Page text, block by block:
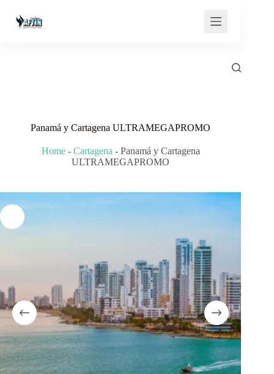
contenido
Panamá y Cartagena ULTRAMEGAPROMO
Home- Cartagena - Panamá y Cartagena
ULTRAMEGAPROMO